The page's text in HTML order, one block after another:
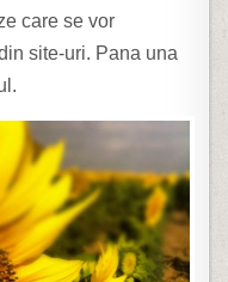
care se vor
site-uri. Pana una